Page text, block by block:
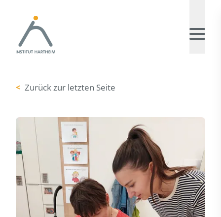
< Zurück zur letzten Seite